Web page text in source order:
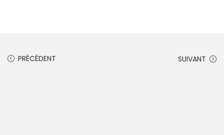
PRÉCÉDENT SUIVANT